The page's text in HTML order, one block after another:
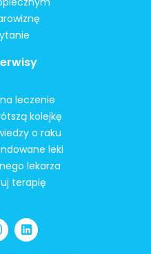
leczenie
kolejkę
o raku
leki
lekarza
terapię